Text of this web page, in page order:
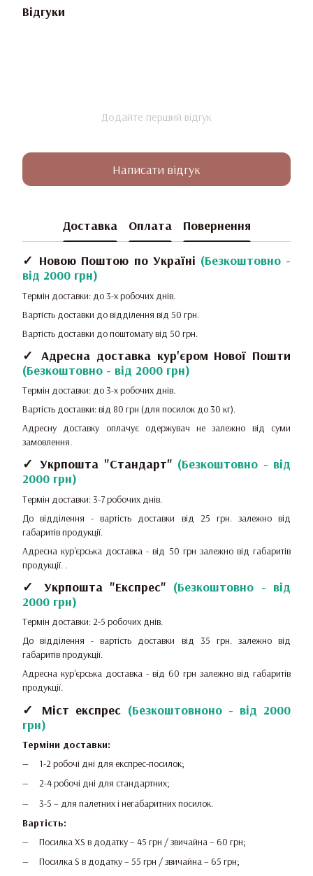
Відгуки
Додайте перший відгук
Написати відгук
Доставка Оплата Повернення
✓ Новою Поштою по Україні (Безкоштовно -
від 2000 грн)
Термін доставки: до 3-х робочих днів.
Вартість доставки до відділення від 50 грн.
Вартість доставки до поштомату від 50 грн.
✓ Адресна доставка кур'єром Нової Пошти
(Безкоштовно - від 2000 грн)
Термін доставки: до 3-х робочих днів.
Вартість доставки: від 80 грн (для посилок до 30 кг).
Адресну доставку оплачує одержувач не залежно від суми
замовлення.
✓ Укрпошта "Стандарт" (Безкоштовно - від
2000 грн)
Термін доставки: 3-7 робочих днів.
До відділення - вартість доставки від 25 грн. залежно від
габаритів продукції.
Адресна кур'єрська доставка - від 50 грн залежно від габаритів
продукції. .
✓ Укрпошта "Експрес" (Безкоштовно - від
2000 грн)
Термін доставки: 2-5 робочих днів.
До відділення - вартість доставки від 35 грн. залежно від
габаритів продукції.
Адресна кур'єрська доставка - від 60 грн залежно від габаритів
продукції.
✓ Міст експрес (Безкоштовноно - від 2000
грн)
Терміни доставки:
1-2 робочі дні для експрес-посилок;
2-4 робочі дні для стандартних;
3-5 – для палетних і негабаритних посилок.
Вартість:
Посилка XS в додатку – 45 грн / звичайна – 60 грн;
Посилка S в додатку – 55 грн / звичайна – 65 грн;